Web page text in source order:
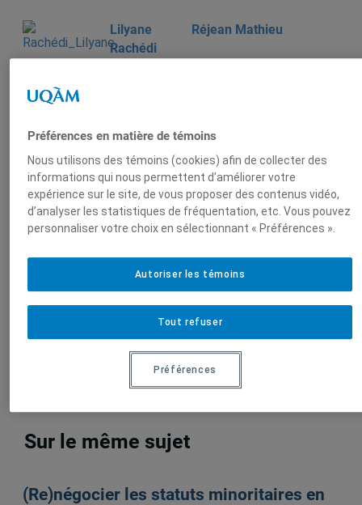
Lilyane
Rachédi
Réjean Mathieu
Daniel Thomas
Produit par
immigration,
citoyenneté
Sur le même sujet
(Re)négocier les statuts minoritaires en
Préférences en matière de témoins
Nous utilisons des témoins (cookies) afin de collecter des
informations qui nous permettent d’améliorer votre
expérience sur le site, de vous proposer des contenus vidéo,
d’analyser les statistiques de fréquentation, etc. Vous pouvez
personnaliser votre choix en sélectionnant « Préférences ».
Tout refuser
Autoriser les témoins
Préférences